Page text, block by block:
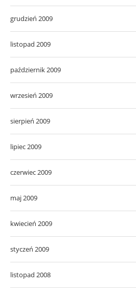
grudzień 2009
listopad 2009
październik 2009
wrzesień 2009
sierpień 2009
lipiec 2009
czerwiec 2009
maj 2009
kwiecień 2009
styczeń 2009
listopad 2008